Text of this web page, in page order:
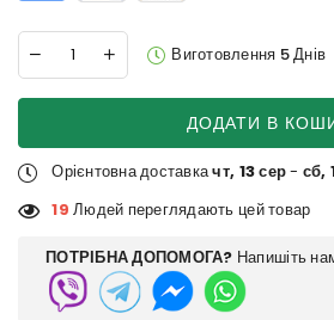
Виготовлення 5 Днів
ДОДАТИ В
Орієнтовна доставкачт, 13 сер- сб,
19 Людей переглядають цей товар
ПОТРІБНА ДОПОМОГА? Напишіть